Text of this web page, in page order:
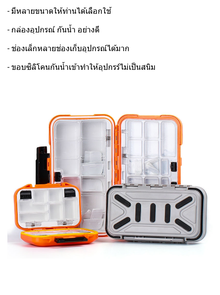
- มีหลายขนาดให้ท่านได้เลือกใช้
- กล่องอุปกรณ์ กันน้ำ อย่างดี
- ช่องเล็กหลายช่องเก็บอุปกรณ์ได้มาก
- ขอบซิลิโคนกันน้ำเข้าทำให้อุปกรร์ไม่เป็นสนิม